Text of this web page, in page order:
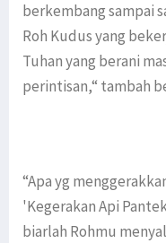
berkembang sampai
Roh Kudus yang
Tuhan yang berani
perintisan,“ tambah
“Apa yg
'Kegerakan Api
biarlah Rohmu